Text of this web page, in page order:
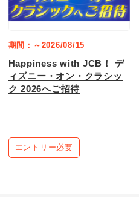
期間：～2026/08/15
Happiness with JCB！ デ
ィズニー・オン・クラシッ
ク 2026へご招待
エントリー必要